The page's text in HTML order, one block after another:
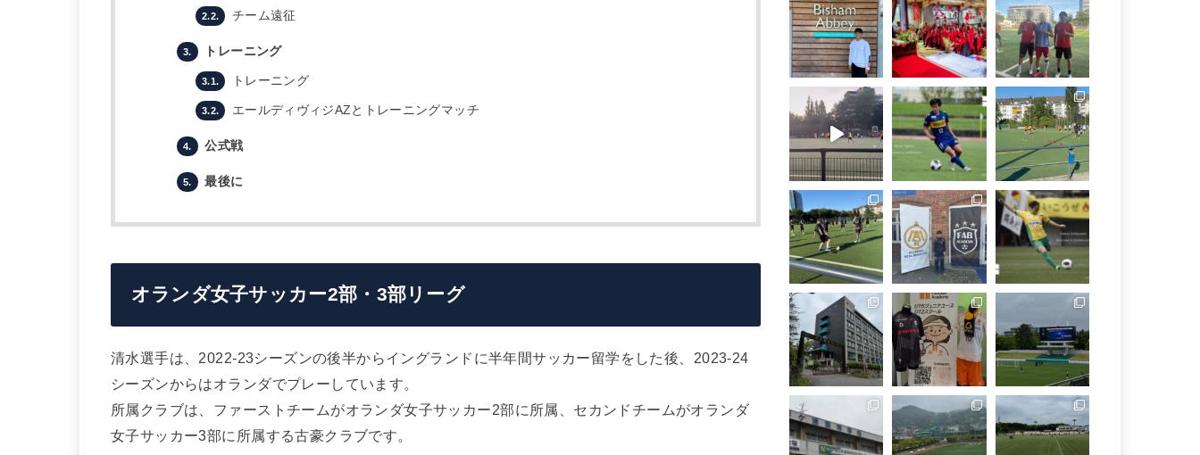
2.2. チーム遠征
3. トレーニング
3.1. トレーニング
3.2. エールディヴィジAZとトレーニングマッチ
4. 公式戦
5. 最後に
オランダ女子サッカー2部・3部リーグ
清水選手は、2022-23シーズンの後半からイングランドに半年間サッカー留学をした後、2023-24
シーズンからはオランダでプレーしています。
所属クラブは、ファーストチームがオランダ女子サッカー2部に所属、セカンドチームがオランダ
女子サッカー3部に所属する古豪クラブです。